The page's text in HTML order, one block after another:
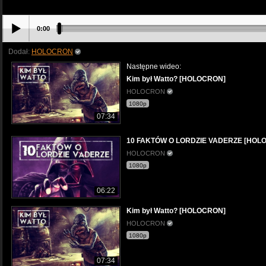
0:00
Dodał: HOLOCRON
07:34
Następne wideo:
Kim był Watto? [HOLOCRON]
HOLOCRON
1080p
06:22
10 FAKTÓW O LORDZIE VADERZE
HOLOCRON
1080p
07:34
Kim był Watto? [HOLOCRON]
HOLOCRON
1080p